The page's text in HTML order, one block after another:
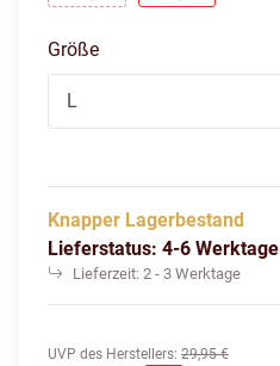
Größe
L
Knapper Lagerbestand
Lieferstatus: 4-6 Werktage
Lieferzeit: 2 - 3 Werktage
UVP des Herstellers: 29,95 €